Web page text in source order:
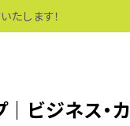
たします！
ビジネス・